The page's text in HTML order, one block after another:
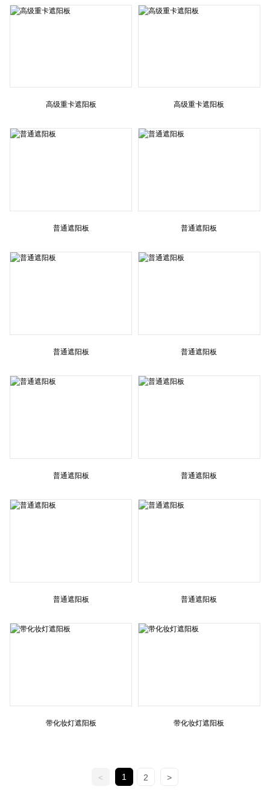
高级重卡遮阳板 高级重卡遮阳板
普通遮阳板 普通遮阳板
普通遮阳板 普通遮阳板
普通遮阳板 普通遮阳板
普通遮阳板 普通遮阳板
带化妆灯遮阳板 带化妆灯遮阳板
< 1 2 >